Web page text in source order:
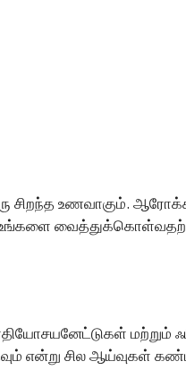
சிறந்த உணவாகும்.
உங்களை
மற்றும்
என்று சில ஆய்வுகள்